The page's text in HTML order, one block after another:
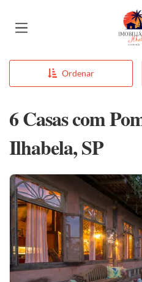
Ordenar
6 Casas com
Ilhabela, SP